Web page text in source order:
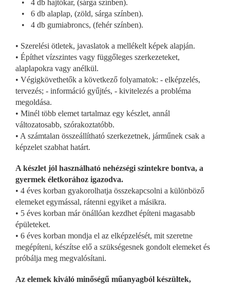
• 4 db hajtókar, (sárga színben).
• 6 db alaplap, (zöld, sárga színben).
• 4 db gumiabroncs, (fehér színben).
• Szerelési ötletek, javaslatok a mellékelt képek alapján.
• Építhet vízszintes vagy függőleges szerkezeteket,
alaplapokra vagy anélkül.
• Végigkövethetők a következő folyamatok: - elképzelés,
tervezés; - információ gyűjtés, - kivitelezés a probléma
megoldása.
• Minél több elemet tartalmaz egy készlet, annál
változatosabb, szórakoztatóbb.
• A számtalan összeállítható szerkezetnek, járműnek csak a
képzelet szabhat határt.
A készlet jól használható nehézségi szintekre bontva, a
gyermek életkorához igazodva.
• 4 éves korban gyakorolhatja összekapcsolni a különböző
elemeket egymással, rátenni egyiket a másikra.
• 5 éves korban már önállóan kezdhet építeni magasabb
épületeket.
• 6 éves korban mondja el az elképzelését, mit szeretne
megépíteni, készítse elő a szükségesnek gondolt elemeket és
próbálja meg megvalósítani.
Az elemek kiváló minőségű műanyagból készültek,